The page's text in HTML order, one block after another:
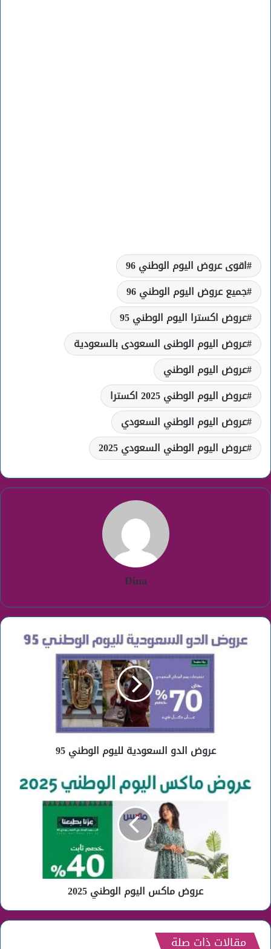
اقوى عروض اليوم الوطني 96
جميع عروض اليوم الوطني 96
عروض اكسترا اليوم الوطني 95
عروض اليوم الوطنى السعودى بالسعودية
عروض اليوم الوطني
عروض اليوم الوطني 2025 اكسترا
عروض اليوم الوطني السعودي
عروض اليوم الوطني السعودي 2025
Dina
عروض
عروض الدو السعودية لليوم الوطني 95
عروض
ماكس
عروض ماكس اليوم الوطني 2025
مقالات ذات صلة